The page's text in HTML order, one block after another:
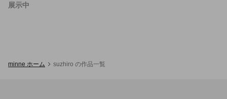
展示中
minne ホーム suzhiro の作品一覧